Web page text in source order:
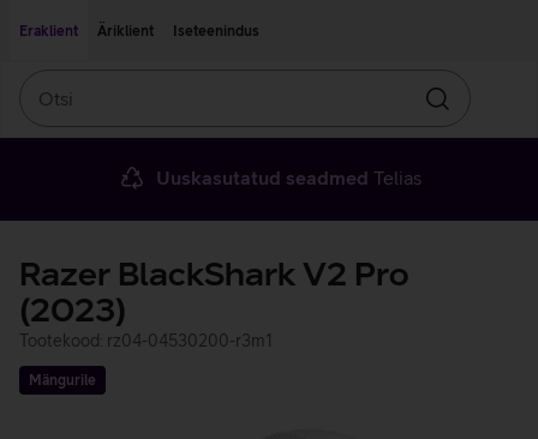
Eraklient
Äriklient Iseteenindus
Otsin
Uuskasutatud seadmed Telias
Razer BlackShark V2 Pro
(2023)
Tootekood: rz04-04530200-r3m1
Mängurile